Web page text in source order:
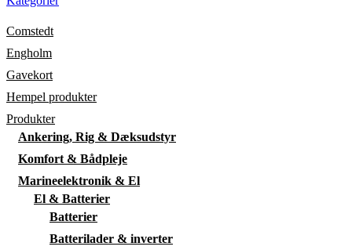
Comstedt
Engholm
Gavekort
Hempel produkter
Produkter
Ankering, Rig & Dæksudstyr
Komfort & Bådpleje
Marineelektronik & El
El & Batterier
Batterier
Batterilader & inverter